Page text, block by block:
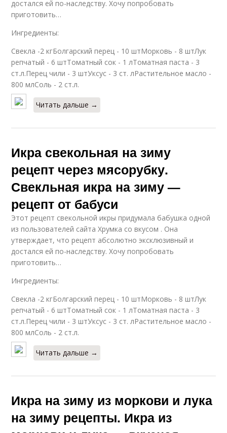
достался ей по-наследству. Хочу попробовать
приготовить…
Ингредиенты:
Свекла -2 кгБолгарский перец - 10 штМорковь - 8 штЛук
репчатый - 6 штТоматный сок - 1 лТоматная паста - 3
ст.л.Перец чили - 3 штУксус - 3 ст. лРастительное масло -
800 млСоль - 2 ст.л.
Читать дальше →
Икра свекольная на зиму
рецепт через мясорубку.
Свекльная икра на зиму —
рецепт от бабуси
Этот рецепт свекольной икры придумала бабушка одной
из пользователей сайта Хрумка со вкусом . Она
утверждает, что рецепт абсолютно эксклюзивный и
достался ей по-наследству. Хочу попробовать
приготовить…
Ингредиенты:
Свекла -2 кгБолгарский перец - 10 штМорковь - 8 штЛук
репчатый - 6 штТоматный сок - 1 лТоматная паста - 3
ст.л.Перец чили - 3 штУксус - 3 ст. лРастительное масло -
800 млСоль - 2 ст.л.
Читать дальше →
Икра на зиму из моркови и лука
на зиму рецепты. Икра из